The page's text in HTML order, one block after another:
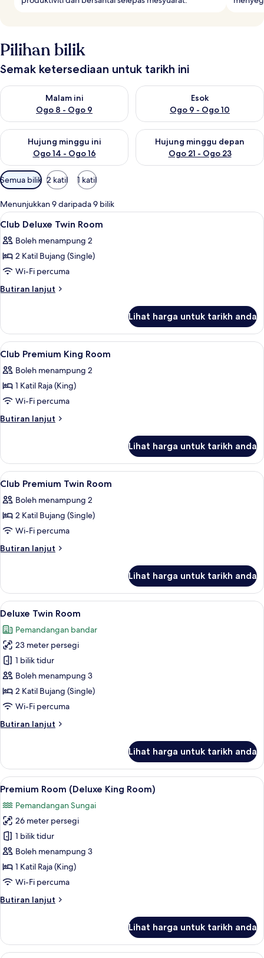
Pilihan bilik
Semak ketersediaan untuk tarikh ini
Malam ini
Ogo 8 - Ogo 9
Semak ketersediaan untuk malam ini Ogo 8 - Ogo 9
Esok
Ogo 9 - Ogo 10
Semak ketersediaan untuk
Hujung minggu ini
Ogo 14 - Ogo 16
Semak ketersediaan untuk hujung minggu ini Ogo 14 - Ogo 16
Hujung minggu depan
Ogo 21 - Ogo 23
Semak ketersediaan untuk
Penapis
yang
tersedia
untuk
bilik
Semua bilik 2 katil 1 katil
Menunjukkan 9 daripada 9 bilik
Lihat
semua
foto
untuk
Club
Deluxe
Bar mini, peti besi dalam bilik, meja,
6
Club Deluxe Twin Room
Boleh menampung 2
2 Katil Bujang (Single)
Wi-Fi percuma
Butiran lanjut
Butiran
Deluxe
Twin
Room
Lihat harga untuk tarikh anda
Lihat
semua
foto
untuk
Club
Premium
Bar mini, peti besi dalam bilik, meja,
4
Club Premium King Room
Boleh menampung 2
1 Katil Raja (King)
Wi-Fi percuma
Butiran lanjut
Butiran
Premium
King
Room
Lihat harga untuk tarikh anda
Lihat
semua
foto
untuk
Club
Premium
Bar mini, peti besi dalam bilik, meja,
5
Club Premium Twin Room
Boleh menampung 2
2 Katil Bujang (Single)
Wi-Fi percuma
Butiran lanjut
Butiran
Premium
Twin
Room
Lihat harga untuk tarikh anda
Lihat
semua
foto
untuk
Deluxe
Twin
Room
Bar mini, peti besi dalam bilik, meja,
8
Deluxe Twin Room
Pemandangan bandar
23 meter persegi
1 bilik tidur
Boleh menampung 3
2 Katil Bujang (Single)
Wi-Fi percuma
Butiran lanjut
Butiran
Twin
Room
Lihat harga untuk tarikh anda
Lihat
semua
foto
untuk
Premium
Room
(Deluxe
King
Bar mini, peti besi dalam bilik, meja,
7
Premium Room (Deluxe King Room)
Pemandangan Sungai
26 meter persegi
1 bilik tidur
Boleh menampung 3
1 Katil Raja (King)
Wi-Fi percuma
Butiran lanjut
Butiran
Room
(Deluxe
Lihat harga untuk tarikh anda